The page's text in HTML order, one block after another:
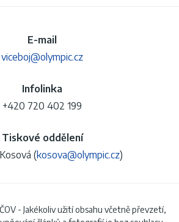
E-mail
viceboj@olympic.cz
Infolinka
+420 720 402 199
Tiskové oddělení
(kosova@olympic.cz)
- Jakékoliv užití obsahu včetně převzetí,